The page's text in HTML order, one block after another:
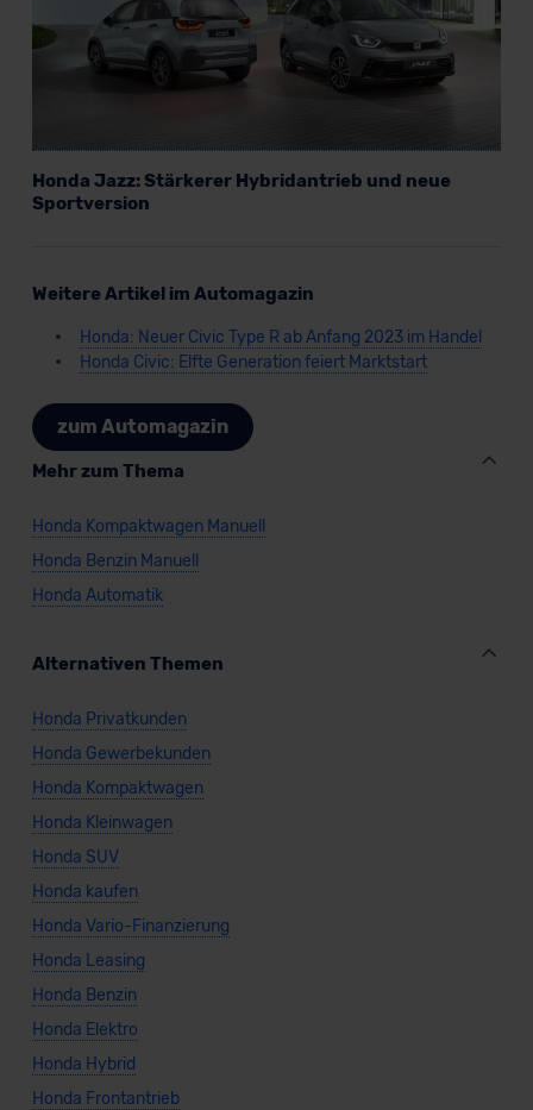
Honda Jazz: Stärkerer Hybridantrieb und neue
Sportversion
Weitere Artikel im Automagazin
Honda: Neuer Civic Type R ab Anfang 2023 im Handel
Honda Civic: Elfte Generation feiert Marktstart
zum Automagazin
Mehr zum Thema
Honda Kompaktwagen Manuell
Honda Benzin Manuell
Honda Automatik
Alternativen Themen
Honda Privatkunden
Honda Gewerbekunden
Honda Kompaktwagen
Honda Kleinwagen
Honda SUV
Honda kaufen
Honda Vario-Finanzierung
Honda Leasing
Honda Benzin
Honda Elektro
Honda Hybrid
Honda Frontantrieb